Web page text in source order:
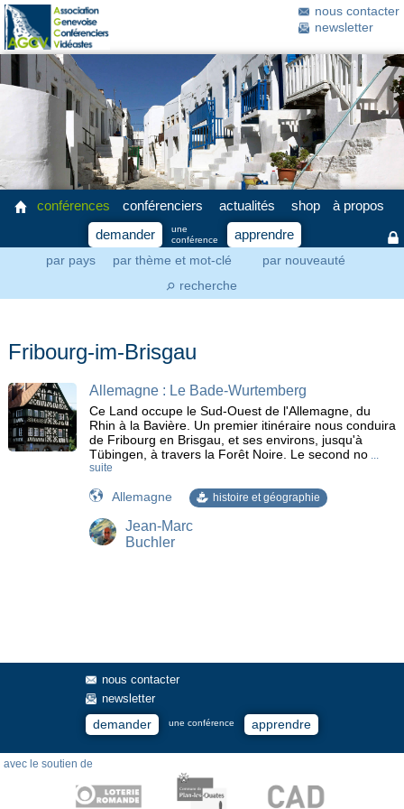
nous contacter
newsletter
conférences
par pays par thème et mot-clé par nouveauté
⚲ recherche
conférenciers actualités shop
à propos
demander
une
conférence
apprendre
Fribourg-im-Brisgau
Allemagne : Le Bade-Wurtemberg
Ce Land occupe le Sud-Ouest de l'Allemagne, du
Rhin à la Bavière. Un premier itinéraire nous conduira
de Fribourg en Brisgau, et ses environs, jusqu'à
Tübingen, à travers la Forêt Noire. Le second no...
suite
Allemagne histoire et géographie
Jean-Marc
Buchler
nous contacter
newsletter
demander une conférence apprendre
avec le soutien de